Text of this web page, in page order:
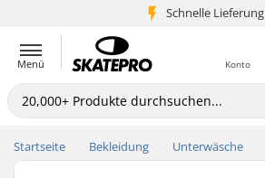
Schnelle Lieferung
5+ Mio. Kunden
Menü Konto
Startseite Bekleidung Unterwäsche